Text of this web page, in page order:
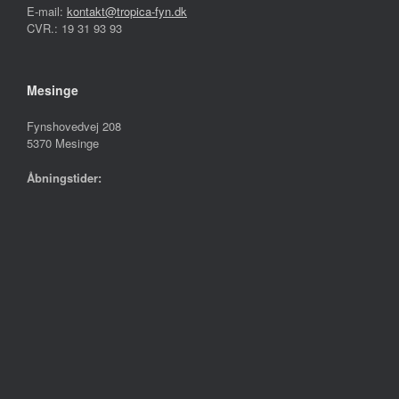
E-mail: kontakt@tropica-fyn.dk
CVR.: 19 31 93 93
Mesinge
Fynshovedvej 208
5370 Mesinge
Åbningstider: